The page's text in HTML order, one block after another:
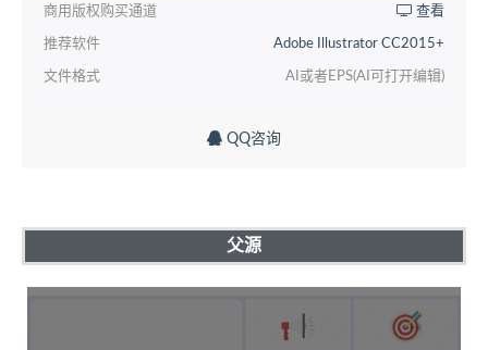
商用版权购买通道 查看
推荐软件 Adobe Illustrator CC2015+
文件格式 AI或者EPS(AI可打开编辑)
QQ咨询
父源